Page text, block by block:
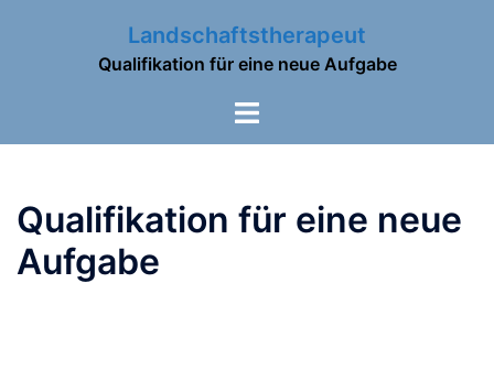
Landschaftstherapeut
Qualifikation für eine neue Aufgabe
Menü
Qualifikation für eine neue
Aufgabe